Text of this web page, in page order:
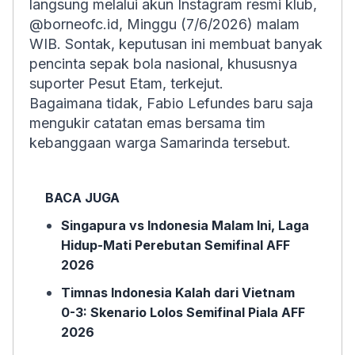
langsung melalui akun Instagram resmi klub,
@borneofc.id, Minggu (7/6/2026) malam
WIB. Sontak, keputusan ini membuat banyak
pencinta sepak bola nasional, khususnya
suporter Pesut Etam, terkejut.
Bagaimana tidak, Fabio Lefundes baru saja
mengukir catatan emas bersama tim
kebanggaan warga Samarinda tersebut.
BACA JUGA
Singapura vs Indonesia Malam Ini, Laga
Hidup-Mati Perebutan Semifinal AFF
2026
Timnas Indonesia Kalah dari Vietnam
0-3: Skenario Lolos Semifinal Piala AFF
2026